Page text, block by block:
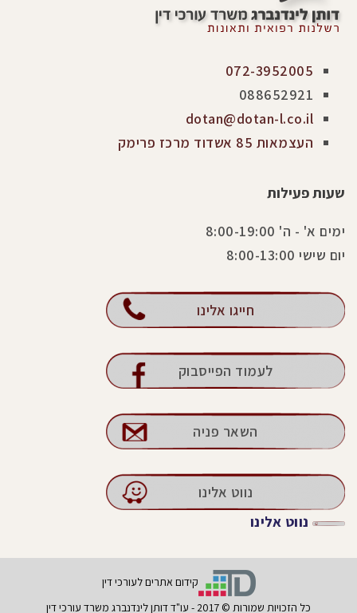
072-3952005
088652921
dotan@dotan-l.co.il
העצמאות 85 אשדוד מרכז פרימק
שעות פעילות
ימים א' - ה' 8:00-19:00
יום שישי 8:00-13:00
חייגו אלינו
לעמוד הפייסבוק
השאר פניה
נווט אלינו
נווט אלינו
קידום אתרים לעורכי דין
כל הזכויות שמורות © 2017 - עו"ד דותן לינדנברג משרד עורכי דין